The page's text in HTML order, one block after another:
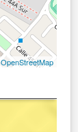
OpenStreetMap